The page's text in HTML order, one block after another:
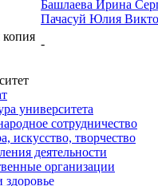
Башлаева Ирина
Пачасуй Юлия
копия
-
университета
сотрудничество
искусство, творчество
деятельности
организации
здоровье